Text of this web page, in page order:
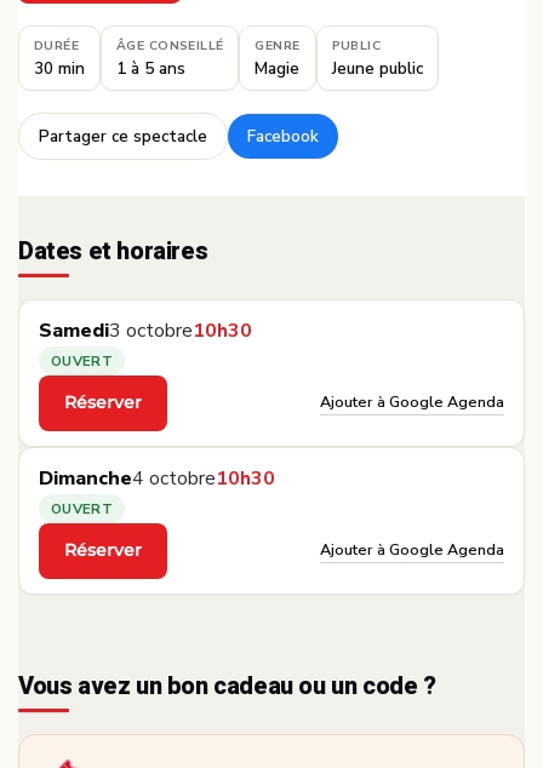
DURÉE
30 min
ÂGE CONSEILLÉ
1 à 5 ans
GENRE
Magie
PUBLIC
Jeune public
Partager ce spectacle
·
Facebook
Dates et horaires
Samedi3 octobre10h30
OUVERT
Réserver
·
Ajouter à Google Agenda
Dimanche4 octobre10h30
OUVERT
Réserver
·
Ajouter à Google Agenda
Vous avez un bon cadeau ou un code ?